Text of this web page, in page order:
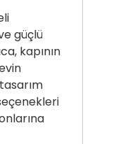
güçlü
kapının